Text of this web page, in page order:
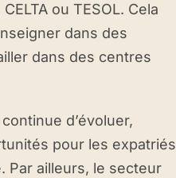
ou TESOL. Cela
dans des
dans des centres
continue d’évoluer,
pour les expatriés
Par ailleurs, le secteur